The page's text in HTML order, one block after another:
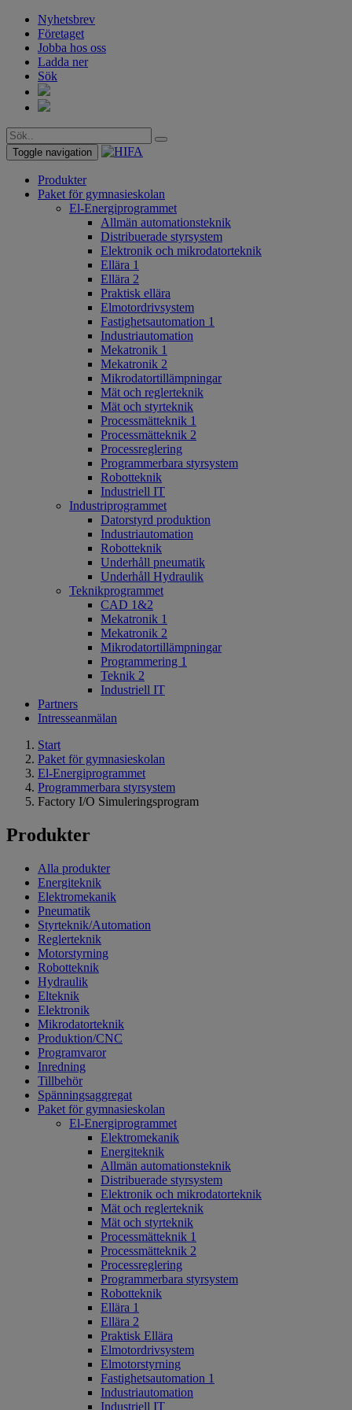
Nyhetsbrev
Företaget
Jobba hos oss
Ladda ner
Sök
Toggle navigation
Produkter
Paket för gymnasieskolan
El-Energiprogrammet
Allmän automationsteknik
Distribuerade styrsystem
Elektronik och mikrodatorteknik
Ellära 1
Ellära 2
Praktisk ellära
Elmotordrivsystem
Fastighetsautomation 1
Industriautomation
Mekatronik 1
Mekatronik 2
Mikrodatortillämpningar
Mät och reglerteknik
Mät och styrteknik
Processmätteknik 1
Processmätteknik 2
Processreglering
Programmerbara styrsystem
Robotteknik
Industriell IT
Industriprogrammet
Datorstyrd produktion
Industriautomation
Robotteknik
Underhåll pneumatik
Underhåll Hydraulik
Teknikprogrammet
CAD 1&2
Mekatronik 1
Mekatronik 2
Mikrodatortillämpningar
Programmering 1
Teknik 2
Industriell IT
Partners
Intresseanmälan
Start
Paket för gymnasieskolan
El-Energiprogrammet
Programmerbara styrsystem
Factory I/O Simuleringsprogram
Produkter
Alla produkter
Energiteknik
Elektromekanik
Pneumatik
Styrteknik/Automation
Reglerteknik
Motorstyrning
Robotteknik
Hydraulik
Elteknik
Elektronik
Mikrodatorteknik
Produktion/CNC
Programvaror
Inredning
Tillbehör
Spänningsaggregat
Paket för gymnasieskolan
El-Energiprogrammet
Elektromekanik
Energiteknik
Allmän automationsteknik
Distribuerade styrsystem
Elektronik och mikrodatorteknik
Mät och reglerteknik
Mät och styrteknik
Processmätteknik 1
Processmätteknik 2
Processreglering
Programmerbara styrsystem
Robotteknik
Ellära 1
Ellära 2
Praktisk Ellära
Elmotordrivsystem
Elmotorstyrning
Fastighetsautomation 1
Industriautomation
Industriell IT